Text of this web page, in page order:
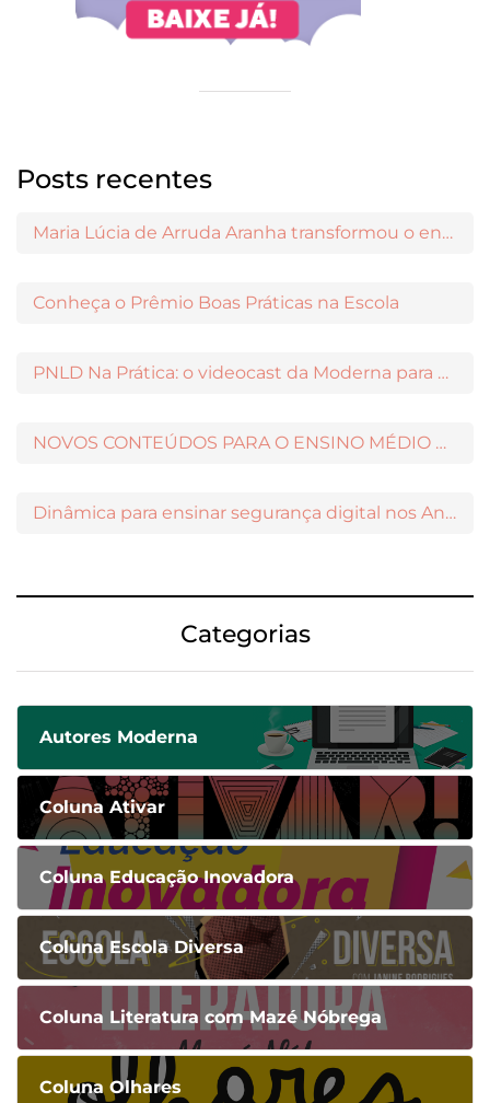
Posts recentes
Maria Lúcia de Arruda Aranha transformou o ensino de Filosofia no Brasil
Conheça o Prêmio Boas Práticas na Escola
PNLD Na Prática: o videocast da Moderna para apoiar a escolha das obras aprovadas
NOVOS CONTEÚDOS PARA O ENSINO MÉDIO DISPONÍVEIS NO MODERNAMIGOS
Dinâmica para ensinar segurança digital nos Anos Iniciais
Categorias
Autores Moderna
Coluna Ativar
Coluna Educação Inovadora
Coluna Escola Diversa
Coluna Literatura com Mazé Nóbrega
Coluna Olhares